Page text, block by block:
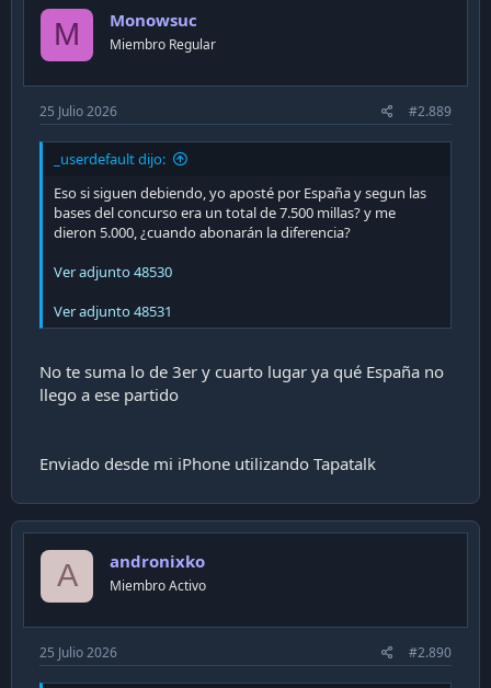
M Monowsuc
Miembro Regular
25 Julio 2026 #2.889
_userdefault dijo:
Eso si siguen debiendo, yo aposté por España y segun las
bases del concurso era un total de 7.500 millas? y me
dieron 5.000, ¿cuando abonarán la diferencia?
Ver adjunto 48530
Ver adjunto 48531
No te suma lo de 3er y cuarto lugar ya qué España no
llego a ese partido
Enviado desde mi iPhone utilizando Tapatalk
A andronixko
Miembro Activo
25 Julio 2026 #2.890